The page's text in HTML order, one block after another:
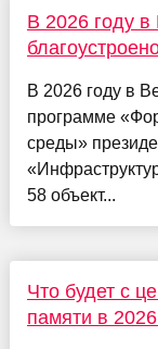
В 2026 году в
В 2026 году в
программе
среды»
58 объект...
Что будет с
памяти в